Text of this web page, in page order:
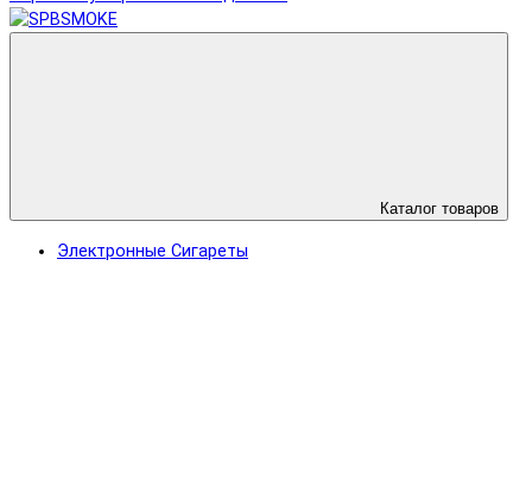
Каталог товаров
Электронные Сигареты